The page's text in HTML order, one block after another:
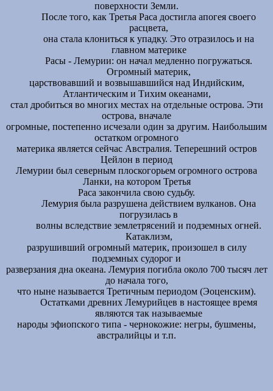
поверхности Земли.
После того, как Третья Раса достигла апогея своего
расцвета,
она стала клониться к упадку. Это отразилось и на
главном материке
Расы - Лемурии: он начал медленно погружаться.
Огромный материк,
царствовавший и возвышавшийся над Индийским,
Атлантическим и Тихим океанами,
стал дробиться во многих местах на отдельные острова. Эти
острова, вначале
огромные, постепенно исчезали один за другим. Наибольшим
остатком огромного
материка является сейчас Австралия. Теперешний остров
Цейлон в период
Лемурии был северным плоскогорьем огромного острова
Ланки, на котором Третья
Раса закончила свою судьбу.
Лемурия была разрушена действием вулканов. Она
погрузилась в
волны вследствие землетрясений и подземных огней.
Катаклизм,
разрушивший огромный материк, произошел в силу
подземных судорог и
разверзания дна океана. Лемурия погибла около 700 тысяч лет
до начала того,
что ныне называется Третичным периодом (Эоценским).
Остатками древних Лемурийцев в настоящее время
являются так называемые
народы эфиопского типа - чернокожие: негры, бушмены,
австралийцы и т.п.